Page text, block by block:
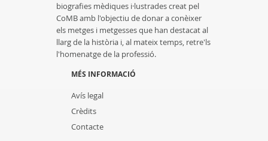
biografies mèdiques i·lustrades creat pel
CoMB amb l'objectiu de donar a conèixer
els metges i metgesses que han destacat al
llarg de la història i, al mateix temps, retre'ls
l'homenatge de la professió.
MÉS INFORMACIÓ
Avís legal
Crèdits
Contacte